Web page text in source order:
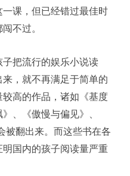
课，但已经错过最佳时
不过。
把流行的娱乐小说读
，就不再满足于简单的
高的作品，诸如《基度
、《傲慢与偏见》、
被翻出来。而这些书在各
国内的孩子阅读量严重